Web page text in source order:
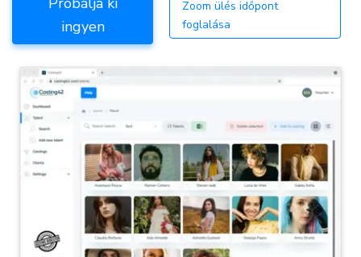
ingyen
Zoom ülés időpont
foglalása